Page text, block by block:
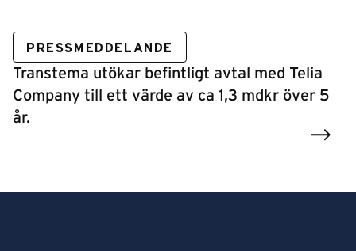
PRESSMEDDELANDE
Transtema utökar befintligt avtal med Telia
Company till ett värde av ca 1,3 mdkr över 5
år.